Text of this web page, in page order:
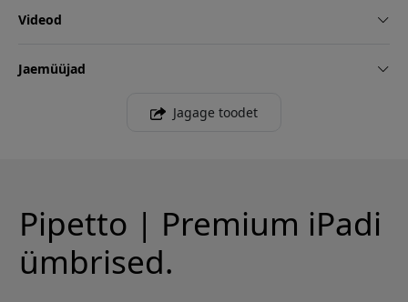
Videod
Jaemüüjad
Jagage toodet
Pipetto | Premium iPadi
ümbrised.